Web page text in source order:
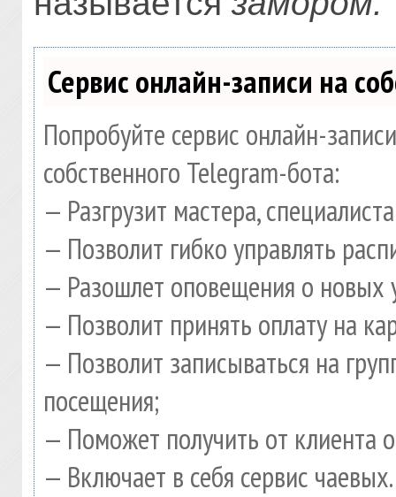
Сервис онлайн-записи на
Попробуйте сервис онлайн-
собственного Telegram-бота:
— Разгрузит мастера,
— Позволит гибко управлять
— Разошлет оповещения о новых
— Позволит принять оплату на
— Позволит записываться на
посещения;
— Поможет получить от клиента
— Включает в себя сервис чаевых.